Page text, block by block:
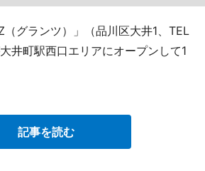
グランツ）」（品川区大井1、TEL
井町駅西口エリアにオープンして1
記事を読む